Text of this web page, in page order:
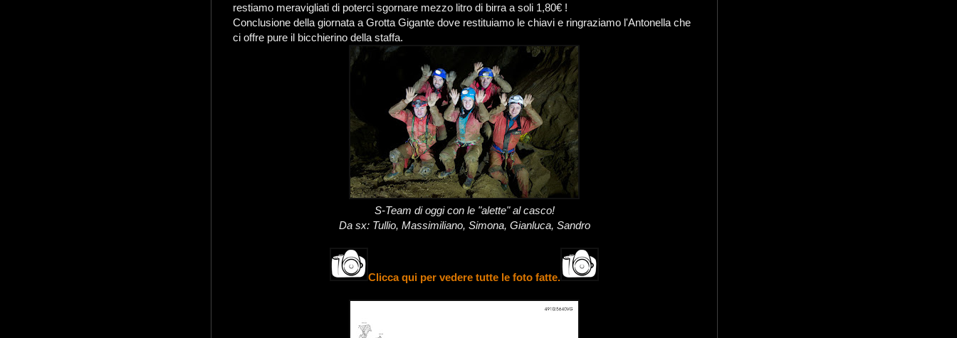
restiamo meravigliati di poterci sgornare mezzo litro di birra a soli 1,80€ !
Conclusione della giornata a Grotta Gigante dove restituiamo le chiavi e ringraziamo l'Antonella che
ci offre pure il bicchierino della staffa.
S-Team di oggi con le "alette" al casco!
Da sx: Tullio, Massimiliano, Simona, Gianluca, Sandro
Clicca qui per vedere tutte le foto fatte.